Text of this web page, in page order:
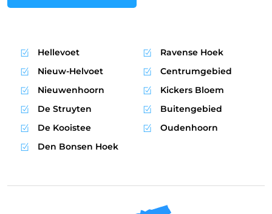
Hellevoet
Nieuw-Helvoet
Nieuwenhoorn
De Struyten
De Kooistee
Den Bonsen Hoek
Ravense Hoek
Centrumgebied
Kickers Bloem
Buitengebied
Oudenhoorn